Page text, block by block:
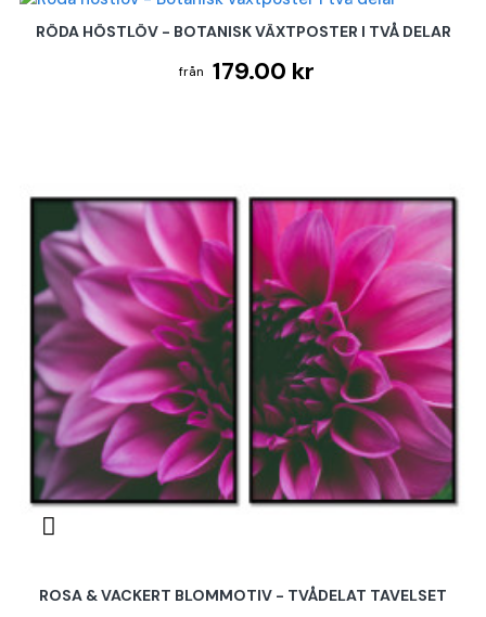
RÖDA HÖSTLÖV - BOTANISK VÄXTPOSTER I TVÅ DELAR
179.00 kr
ROSA & VACKERT BLOMMOTIV - TVÅDELAT TAVELSET